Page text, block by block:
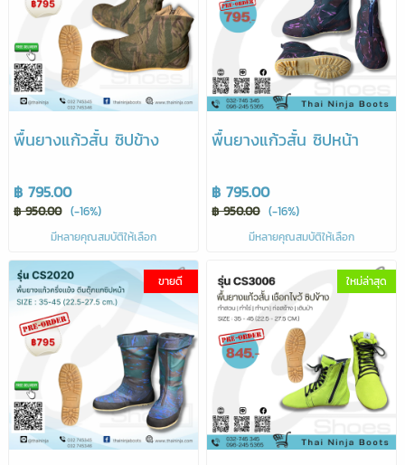
พื้นยางแก้วสั้น ซิปข้าง
฿ 795.00
฿ 950.00 (-16%)
มีหลายคุณสมบัติให้เลือก
พื้นยางแก้วสั้น ซิปหน้า
฿ 795.00
฿ 950.00 (-16%)
มีหลายคุณสมบัติให้เลือก
ขายดี ใหม่ล่าสุด